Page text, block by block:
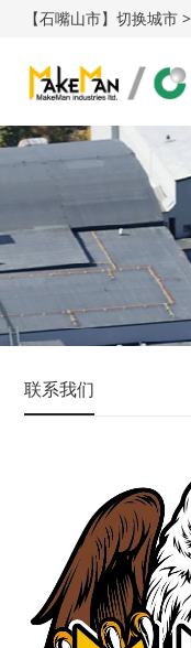
【石嘴山市】切换城市
联系我们